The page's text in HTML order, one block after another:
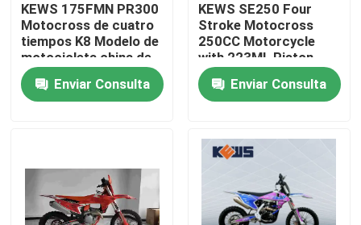
Hogar
Productos
Viaje de la fábrica
KEWS 175FMN PR300
Motocross de cuatro
tiempos K8 Modelo de
motocicleta china de
300CC Motocicletas
Enviar Consulta
KEWS SE250 Four
Stroke Motocross
250CC Motorcycle
with 223ML Piston
Displacement 15/8500
Maximum Power and
19/6500 Maximum
Enviar Consulta